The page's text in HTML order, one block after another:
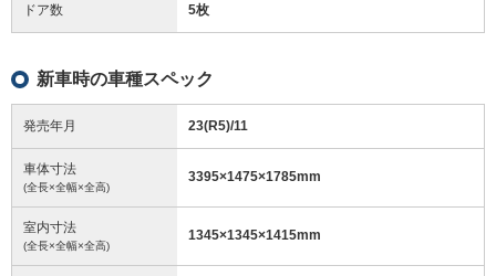
ドア数 5枚
新車時の車種スペック
発売年月 23(R5)/11
車体寸法
(全長×全幅×全高)
3395×1475×1785mm
室内寸法
(全長×全幅×全高)
1345×1345×1415mm